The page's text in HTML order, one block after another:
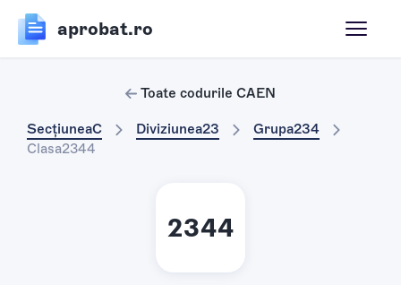
aprobat.ro
Toate codurile CAEN
SecțiuneaC Diviziunea23 Grupa234
Clasa2344
2344